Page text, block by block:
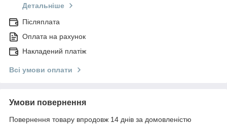
Детальніше
Післяплата
Оплата на рахунок
Накладений платіж
Всі умови оплати
Умови повернення
Повернення товару впродовж 14 днів за домовленістю